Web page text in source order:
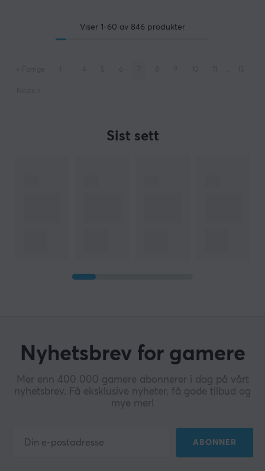
Viser 1-60 av 846 produkter
Sist sett
Nyhetsbrev for gamere
Mer enn 400 000 gamere abonnerer i dag på vårt
nyhetsbrev. Få eksklusive nyheter, få gode tilbud og
mye mer!
ABONNER